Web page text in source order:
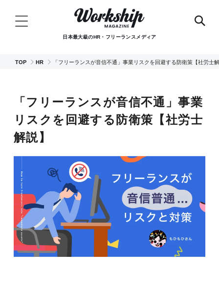
日本最大級のHR・フリーランスメディア
TOP HR 「フリーランスが音信不通」事業リスクを回避する防衛策【社労士
「フリーランスが音信不通」事業
リスクを回避する防衛策【社労士
解説】